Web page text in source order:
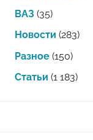
ВАЗ (35)
Новости (283)
Разное (150)
Статьи (1 183)